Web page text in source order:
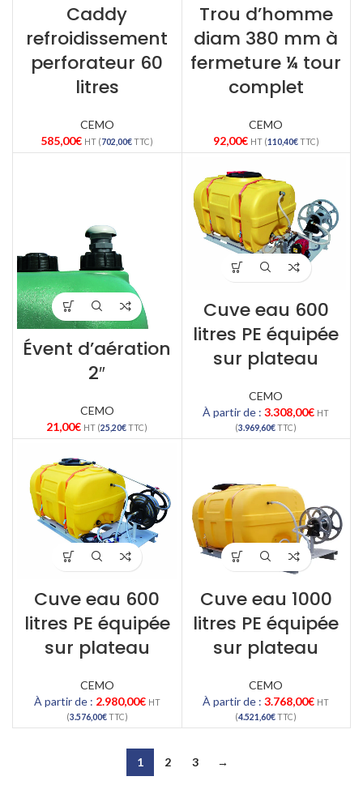
Caddy
refroidissement
perforateur 60
litres
CEMO
585,00€ HT (702,00€TTC)
Trou d’homme
diam 380 mm à
fermeture ¼ tour
complet
CEMO
92,00€ HT (110,40€TTC)
Évent d’aération
2″
CEMO
21,00€ HT (25,20€TTC)
Cuve eau 600
litres PE équipée
sur plateau
CEMO
À partir de :3.308,00€ HT
(3.969,60€TTC)
Cuve eau 600
litres PE équipée
sur plateau
CEMO
À partir de : 2.980,00€ HT
(3.576,00€TTC)
Cuve eau 1000
litres PE équipée
sur plateau
CEMO
À partir de :3.768,00€ HT
(4.521,60€TTC)
1 2 3 →